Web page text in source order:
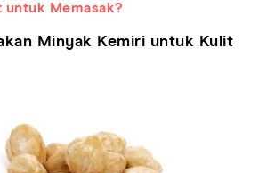
untuk Memasak?
Minyak Kemiri untuk Kulit